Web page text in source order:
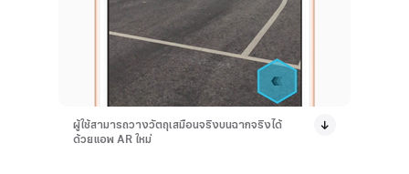
ผู้ใช้สามารถวางวัตถุเสมือนจริงบนฉากจริงได้
ด้วยแอพ AR ใหม่